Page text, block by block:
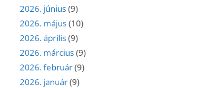
2026. június(9)
2026. május(10)
2026. április(9)
2026. március(9)
2026. február(9)
2026. január(9)